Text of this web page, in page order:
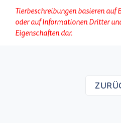
Tierbeschreibungen basieren
oder auf Informationen Dritter
Eigenschaften dar.